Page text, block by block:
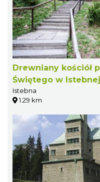
Drewniany kościół
Świętego w
Istebna
1.29 km